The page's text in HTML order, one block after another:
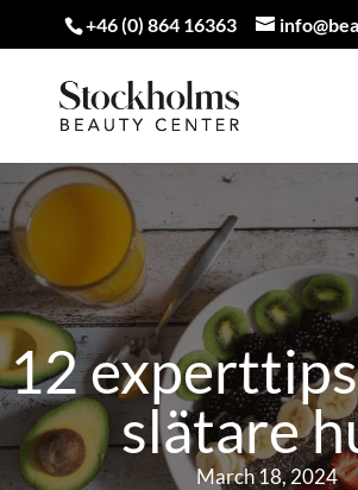
+46 (0) 864 16363
12
slätare
March 18, 2024